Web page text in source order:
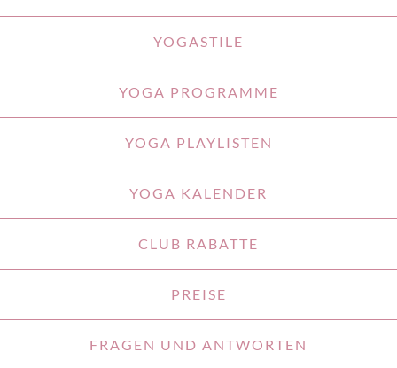
YOGASTILE
YOGA PROGRAMME
YOGA PLAYLISTEN
YOGA KALENDER
CLUB RABATTE
PREISE
FRAGEN UND ANTWORTEN